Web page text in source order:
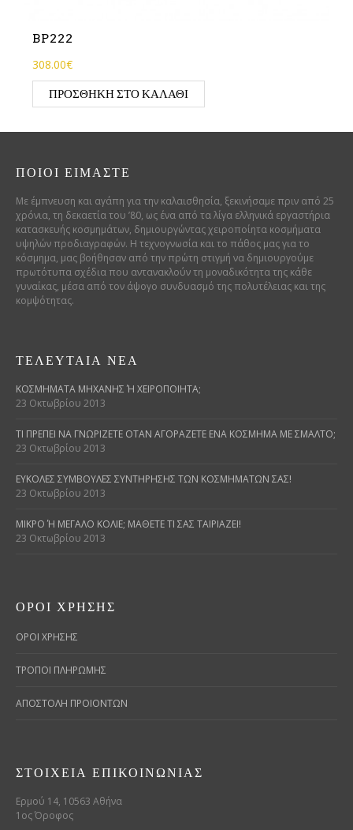
BP222
308.00€
ΠΡΟΣΘΉΚΗ ΣΤΟ ΚΑΛΆΘΙ
ΠΟΙΟΊ ΕΊΜΑΣΤΕ
Με έμπνευση και αγάπη για την καλαισθησία, ξεκινήσαμε πριν από 25
χρόνια, τη δεκαετία του ’80, ως ένα από τα λίγα ελληνικά εργαστήρια
κατασκευής κοσμημάτων, δημιουργώντας χειροποίητα κοσμήματα
υψηλών προδιαγραφών. Η τεχνογνωσία και το πάθος μας για το
κόσμημα, μας βοήθησαν από την πρώτη στιγμή να δημιουργούμε
πρωτότυπα σχέδια που αντανακλούν τη μοναδικότητα της κάθε
γυναίκας, μέσα από τον άψογο συνδυασμό της πολυτέλειας και της
κομψότητας.
ΤΕΛΕΥΤΑΊΑ ΝΈΑ
ΚΟΣΜΉΜΑΤΑ ΜΗΧΑΝΉΣ Ή ΧΕΙΡΟΠΟΊΗΤΑ;
23 Οκτωβρίου 2013
ΤΙ ΠΡΈΠΕΙ ΝΑ ΓΝΩΡΊΖΕΤΕ ΌΤΑΝ ΑΓΟΡΆΖΕΤΕ ΈΝΑ ΚΌΣΜΗΜΑ ΜΕ ΣΜΆΛΤΟ;
23 Οκτωβρίου 2013
ΕΎΚΟΛΕΣ ΣΥΜΒΟΥΛΈΣ ΣΥΝΤΉΡΗΣΗΣ ΤΩΝ ΚΟΣΜΗΜΆΤΩΝ ΣΑΣ!
23 Οκτωβρίου 2013
ΜΙΚΡΌ Ή ΜΕΓΆΛΟ ΚΟΛΙΈ; ΜΆΘΕΤΕ ΤΙ ΣΑΣ ΤΑΙΡΙΆΖΕΙ!
23 Οκτωβρίου 2013
ΌΡΟΙ ΧΡΉΣΗΣ
ΟΡΟΙ ΧΡΗΣΗΣ
ΤΡΟΠΟΙ ΠΛΗΡΩΜΗΣ
ΑΠΟΣΤΟΛΗ ΠΡΟΙΟΝΤΩΝ
ΣΤΟΙΧΕΊΑ ΕΠΙΚΟΙΝΩΝΊΑΣ
Ερμού 14, 10563 Αθήνα
1ος Όροφος